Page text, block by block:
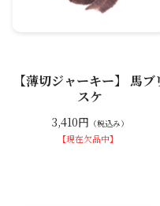
【薄切ジャーキー】 馬ブ
スケ
3,410円 （税込み）
【現在欠品中】